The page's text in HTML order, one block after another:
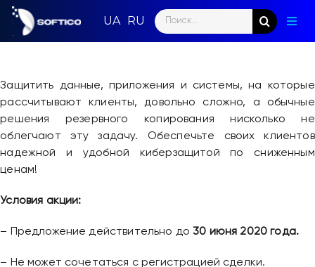
Skip
content
Search
for:
Защитить данные, приложения и системы, на которые
рассчитывают клиенты, довольно сложно, а обычные
решения резервного копирования нисколько не
облегчают эту задачу. Обеспечьте своих клиентов
надежной и удобной киберзащитой по сниженным
ценам!
Условия акции:
– Предложение действительно до30 июня 2020 года.
– Не может сочетаться с регистрацией сделки.